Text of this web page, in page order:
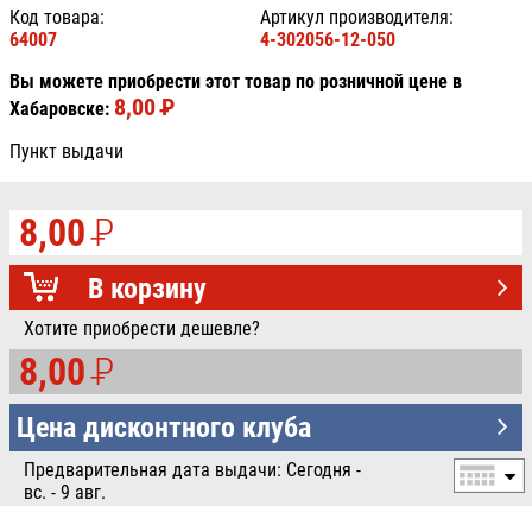
Код товара:
64007
Артикул производителя:
4-302056-12-050
Вы можете приобрести этот товар по розничной цене в
Хабаровске: 8,00PУБ.
Пункт выдачи
8,00P
УБ.
В корзину
Хотите приобрести дешевле?
8,00P
УБ.
Цена дисконтного клуба
Предварительная дата выдачи: Сегодня -
вс. - 9 авг.